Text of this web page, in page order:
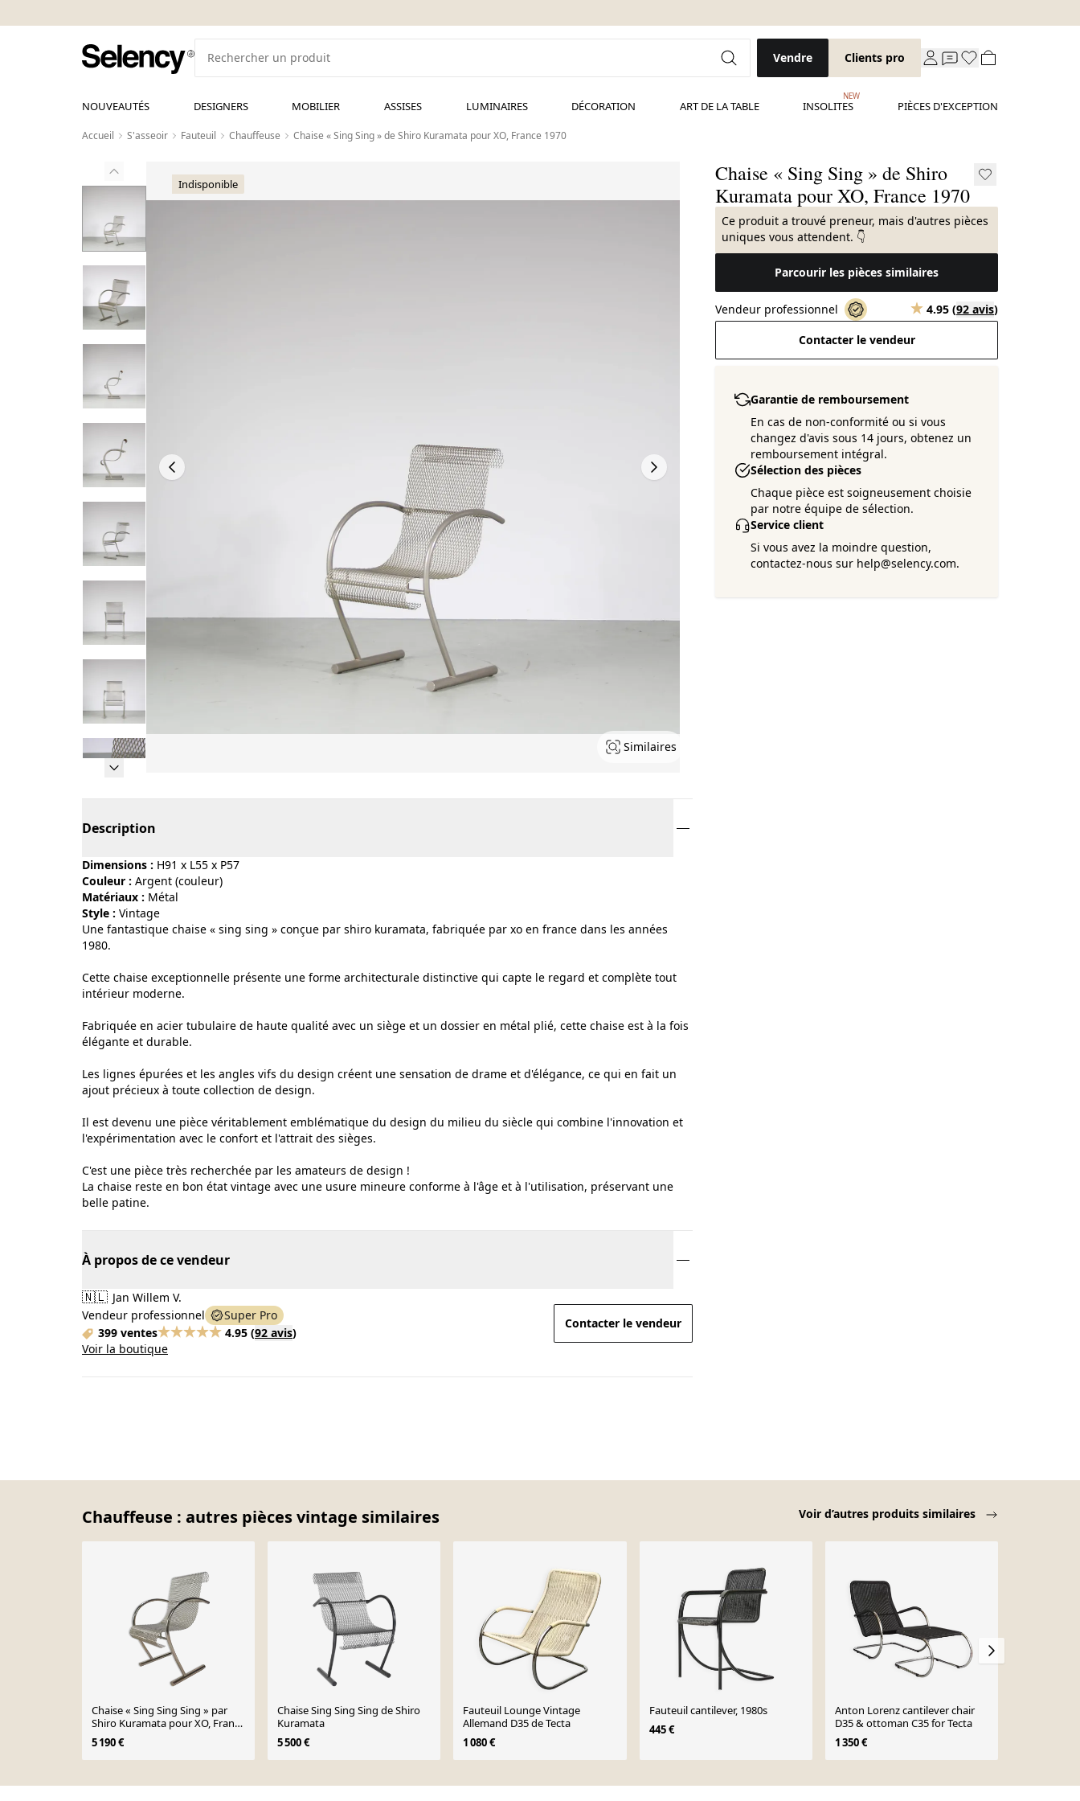
Vendre Clients pro
NOUVEAUTÉS DESIGNERS MOBILIER ASSISES LUMINAIRES DÉCORATION ART DE LA TABLE INSOLITES
NEW
PIÈCES D'EXCEPTION
Accueil S'asseoir Fauteuil Chauffeuse Chaise « Sing Sing » de Shiro Kuramata pour XO, France 1970
Indisponible
Similaires
Chaise « Sing Sing » de Shiro
Kuramata pour XO, France 1970
Ce produit a trouvé preneur, mais d'autres pièces
uniques vous attendent. 👇
Parcourir les pièces similaires
Vendeur professionnel 4.95 (92 avis)
Contacter le vendeur
Garantie de remboursement
En cas de non-conformité ou si vous
changez d'avis sous 14 jours, obtenez un
remboursement intégral.
Sélection des pièces
Chaque pièce est soigneusement choisie
par notre équipe de sélection.
Service client
Si vous avez la moindre question,
contactez-nous sur help@selency.com.
Description
Dimensions : H91 x L55 x P57
Couleur :
argent (couleur)
Matériaux :
métal
Style :
vintage
Une fantastique chaise « sing sing » conçue par shiro kuramata, fabriquée par xo en france dans les années
1980.
Cette chaise exceptionnelle présente une forme architecturale distinctive qui capte le regard et complète tout
intérieur moderne.
Fabriquée en acier tubulaire de haute qualité avec un siège et un dossier en métal plié, cette chaise est à la fois
élégante et durable.
Les lignes épurées et les angles vifs du design créent une sensation de drame et d'élégance, ce qui en fait un
ajout précieux à toute collection de design.
Il est devenu une pièce véritablement emblématique du design du milieu du siècle qui combine l'innovation et
l'expérimentation avec le confort et l'attrait des sièges.
C'est une pièce très recherchée par les amateurs de design !
La chaise reste en bon état vintage avec une usure mineure conforme à l'âge et à l'utilisation, préservant une
belle patine.
À propos de ce vendeur
🇳🇱 Jan Willem V.
Vendeur professionnel
Super Pro
399 ventes
4.95 (92 avis)
Voir la boutique
Contacter le vendeur
Chauffeuse : autres pièces vintage similaires Voir d’autres produits similaires
Chaise « Sing Sing Sing » par
Shiro Kuramata pour XO, France
1985
5 190 €
Chaise Sing Sing Sing de Shiro
Kuramata
5 500 €
Fauteuil Lounge Vintage
Allemand D35 de Tecta
1 080 €
Fauteuil cantilever, 1980s
445 €
Anton Lorenz cantilever chair
D35 & ottoman C35 for Tecta
1 350 €